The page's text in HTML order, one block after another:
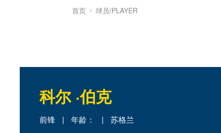
首页 球员/PLAYER
科尔 ·伯克
前锋 | 年龄： | 苏格兰